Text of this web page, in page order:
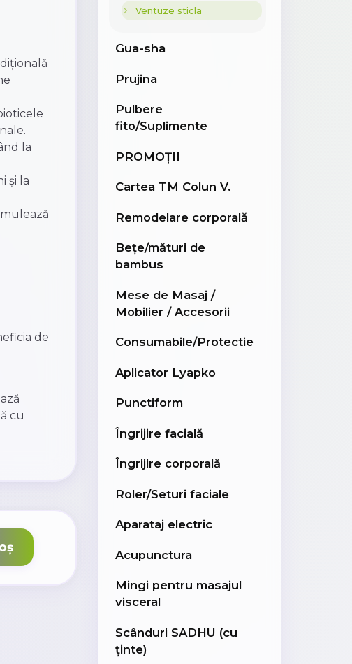
la
și la
de
cu
Ventuze sticla
Gua-sha
Prujina
Pulbere
fito/Suplimente
PROMOȚII
Cartea TM Colun V.
Remodelare corporală
Bețe/mături de
bambus
Mese de Masaj /
Mobilier / Accesorii
Consumabile/Protectie
Aplicator Lyapko
Punctiform
Îngrijire facială
Îngrijire corporală
Roler/Seturi faciale
Aparataj electric
Acupunctura
Mingi pentru masajul
visceral
Scânduri SADHU (cu
ținte)